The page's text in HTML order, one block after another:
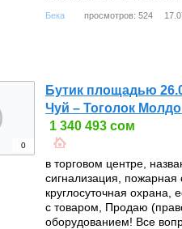
Бека просмотров: 524
0
Бутик площадью
Чуй – Тоголок
1 340 493 сом
в торговом центре,
сигнализация, пожарная
круглосуточная охрана,
с товаром, Продаю
оборудованием! Все